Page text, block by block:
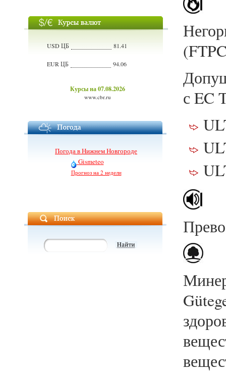
USD ЦБ 81.41
EUR ЦБ 94.06
Курсы на 07.08.2026
www.cbr.ru
Погода в Нижнем Новгороде
Gismeteo
Прогноз на 2 недели
с EC